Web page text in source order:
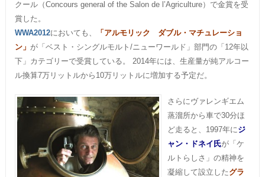
クール（Concours general of the Salon de l’Agriculture）で金賞を受
賞した。
WWA2012においても、
「アルモリック ダブル・マチュレーショ
ン」 が「ベスト・シングルモルト/ニューワールド」部門の「12年以
下」カテゴリーで受賞している。 2014年には、生産量が純アルコー
ル換算7万リットルから10万リットルに増加する予定だ。
さらにヴァレンギエム
蒸溜所から車で30分ほ
ど走ると、1997年に ジ
ャン・ドネイ氏が「ケ
ルトらしさ」の精神を
凝縮して設立したグラ